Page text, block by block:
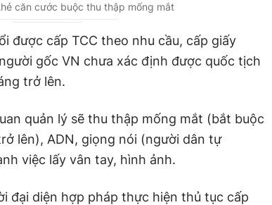
căn cước buộc thu thập mống mắt
được cấp TCC theo nhu cầu, cấp giấy
gốc VN chưa xác định được quốc tịch
trở lên.
quản lý sẽ thu thập mống mắt (bắt buộc
lên), ADN, giọng nói (người dân tự
việc lấy vân tay, hình ảnh.
đại diện hợp pháp thực hiện thủ tục cấp